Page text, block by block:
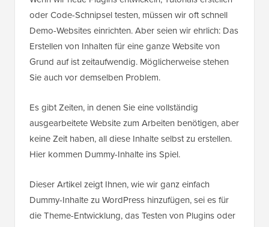
oder Code-Schnipsel testen, müssen wir oft schnell
Demo-Websites einrichten. Aber seien wir ehrlich: Das
Erstellen von Inhalten für eine ganze Website von
Grund auf ist zeitaufwendig. Möglicherweise stehen
Sie auch vor demselben Problem.
Es gibt Zeiten, in denen Sie eine vollständig
ausgearbeitete Website zum Arbeiten benötigen, aber
keine Zeit haben, all diese Inhalte selbst zu erstellen.
Hier kommen Dummy-Inhalte ins Spiel.
Dieser Artikel zeigt Ihnen, wie wir ganz einfach
Dummy-Inhalte zu WordPress hinzufügen, sei es für
die Theme-Entwicklung, das Testen von Plugins oder